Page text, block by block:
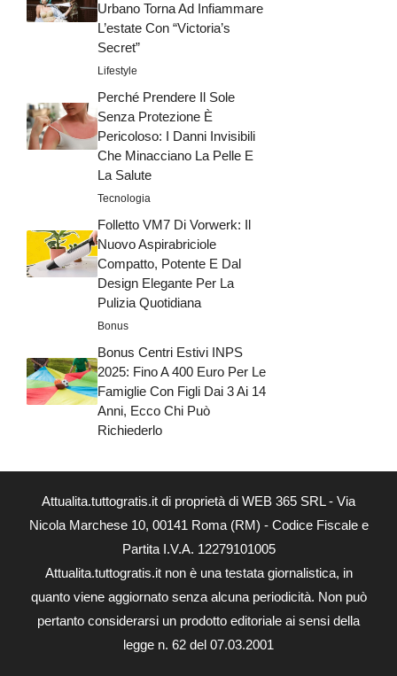
Urbano Torna Ad Infiammare
L’estate Con “Victoria’s
Secret”
Lifestyle
Perché Prendere Il Sole
Senza Protezione È
Pericoloso: I Danni Invisibili
Che Minacciano La Pelle E
La Salute
Tecnologia
Folletto VM7 Di Vorwerk: Il
Nuovo Aspirabriciole
Compatto, Potente E Dal
Design Elegante Per La
Pulizia Quotidiana
Bonus
Bonus Centri Estivi INPS
2025: Fino A 400 Euro Per Le
Famiglie Con Figli Dai 3 Ai 14
Anni, Ecco Chi Può
Richiederlo
Attualita.tuttogratis.it di proprietà di WEB 365 SRL - Via
Nicola Marchese 10, 00141 Roma (RM) - Codice Fiscale e
Partita I.V.A. 12279101005
Attualita.tuttogratis.it non è una testata giornalistica, in
quanto viene aggiornato senza alcuna periodicità. Non può
pertanto considerarsi un prodotto editoriale ai sensi della
legge n. 62 del 07.03.2001